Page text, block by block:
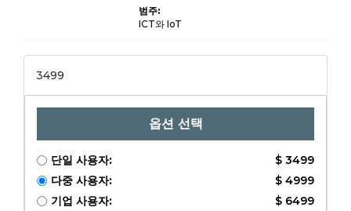
범주:
ICT와 IoT
3499
옵션 선택
단일 사용자:
$ 3499
다중 사용자:
$ 4999
기업 사용자:
$ 6499